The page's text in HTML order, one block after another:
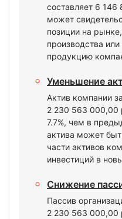
составляет 6
может
позиции на
производства
продукцию
Уменьшение
Актив компании
2 230 563 000,00
7.7%, чем в
актива может
части активов
инвестиций в
Снижение
Пассив
2 230 563 000,00